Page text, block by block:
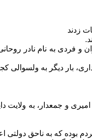
زدند‌
به نام نادر
و جمعدار، به ولایت